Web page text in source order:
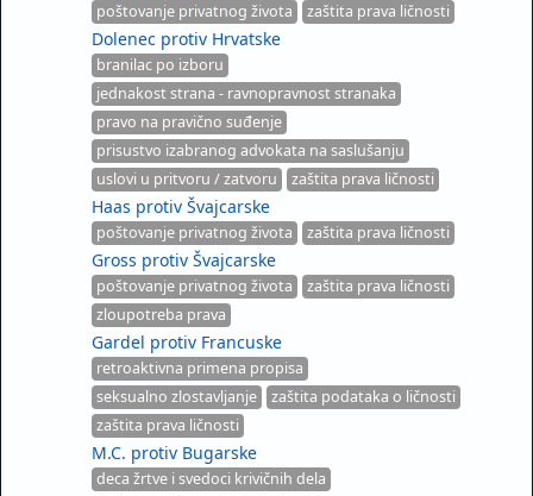
poštovanje privatnog života zaštita prava ličnosti
Dolenec protiv Hrvatske
branilac po izboru
jednakost strana - ravnopravnost stranaka
pravo na pravično suđenje
prisustvo izabranog advokata na saslušanju
uslovi u pritvoru / zatvoru
zaštita prava ličnosti
Haas protiv Švajcarske
poštovanje privatnog života zaštita prava ličnosti
Gross protiv Švajcarske
poštovanje privatnog života
zaštita prava ličnosti
zloupotreba prava
Gardel protiv Francuske
retroaktivna primena propisa
seksualno zlostavljanje
zaštita podataka o ličnosti
zaštita prava ličnosti
M.C. protiv Bugarske
deca žrtve i svedoci krivičnih dela